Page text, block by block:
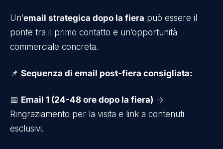
Un’email strategica dopo la fiera può essere il
ponte tra il primo contatto e un’opportunità
commerciale concreta.
📌 Sequenza di email post-fiera consigliata:
📅 Email 1 (24-48 ore dopo la fiera) →
Ringraziamento per la visita e link a contenuti
esclusivi.